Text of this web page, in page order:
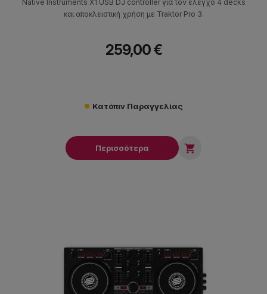
Native Instruments X1 USB DJ controller για τον έλεγχο 4 decks
και αποκλειστική χρήση με Traktor Pro 3.
259,00 €
Κατόπιν Παραγγελίας
Περισσότερα 